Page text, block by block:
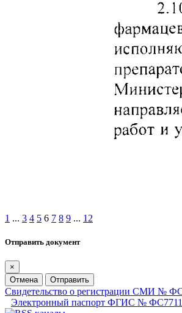
1 ... 3 4 5 6 7 8 9 ... 12
Отправить документ
×
Отмена
Отправить
Свидетельство о регистрации СМИ №
Электронный паспорт ФГИС №